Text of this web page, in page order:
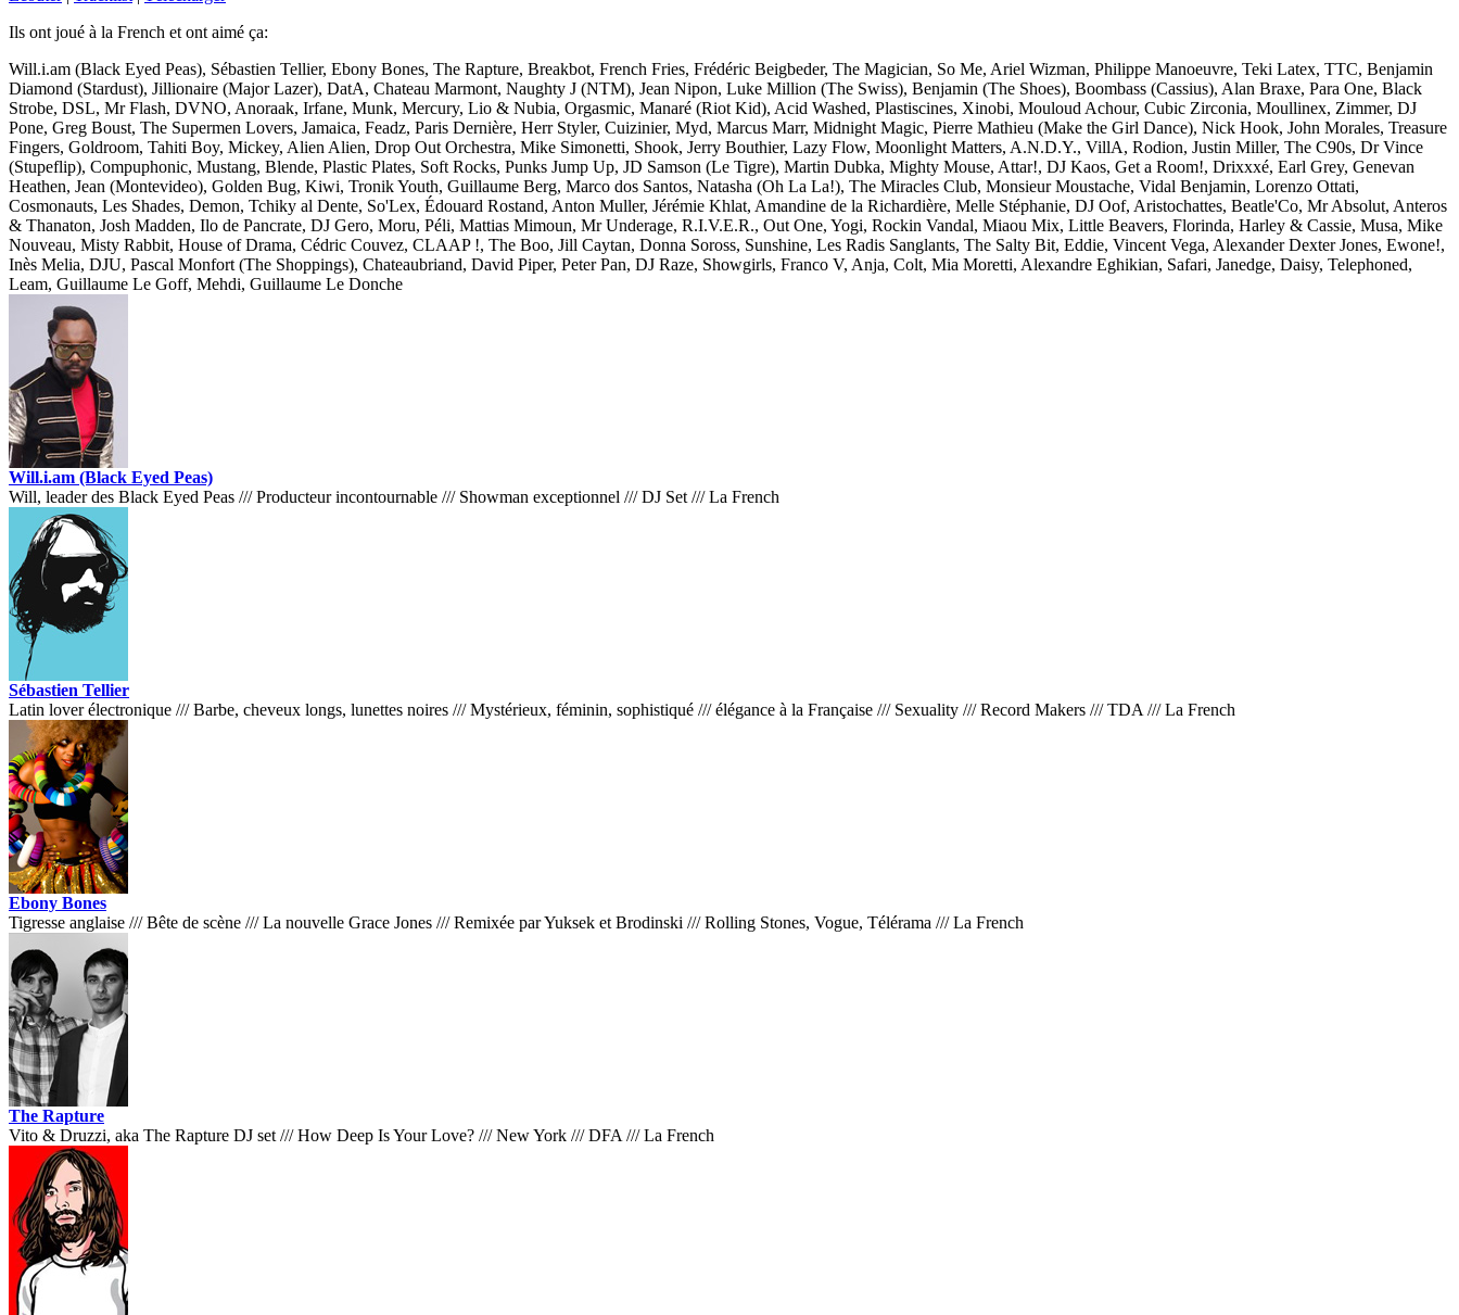
Ils ont joué à la French et ont aimé ça:
Will.i.am (Black Eyed Peas), Sébastien Tellier, Ebony Bones, The Rapture, Breakbot, French Fries, Frédéric Beigbeder, The Magician, So Me, Ariel Wizman, Philippe Manoeuvre, Teki Latex, TTC, Benjamin
Diamond (Stardust), Jillionaire (Major Lazer), DatA, Chateau Marmont, Naughty J (NTM), Jean Nipon, Luke Million (The Swiss), Benjamin (The Shoes), Boombass (Cassius), Alan Braxe, Para One, Black
Strobe, DSL, Mr Flash, DVNO, Anoraak, Irfane, Munk, Mercury, Lio & Nubia, Orgasmic, Manaré (Riot Kid), Acid Washed, Plastiscines, Xinobi, Mouloud Achour, Cubic Zirconia, Moullinex, Zimmer, DJ
Pone, Greg Boust, The Supermen Lovers, Jamaica, Feadz, Paris Dernière, Herr Styler, Cuizinier, Myd, Marcus Marr, Midnight Magic, Pierre Mathieu (Make the Girl Dance), Nick Hook, John Morales, Treasure
Fingers, Goldroom, Tahiti Boy, Mickey, Alien Alien, Drop Out Orchestra, Mike Simonetti, Shook, Jerry Bouthier, Lazy Flow, Moonlight Matters, A.N.D.Y., VillA, Rodion, Justin Miller, The C90s, Dr Vince
(Stupeflip), Compuphonic, Mustang, Blende, Plastic Plates, Soft Rocks, Punks Jump Up, JD Samson (Le Tigre), Martin Dubka, Mighty Mouse, Attar!, DJ Kaos, Get a Room!, Drixxxé, Earl Grey, Genevan
Heathen, Jean (Montevideo), Golden Bug, Kiwi, Tronik Youth, Guillaume Berg, Marco dos Santos, Natasha (Oh La La!), The Miracles Club, Monsieur Moustache, Vidal Benjamin, Lorenzo Ottati,
Cosmonauts, Les Shades, Demon, Tchiky al Dente, So'Lex, Édouard Rostand, Anton Muller, Jérémie Khlat, Amandine de la Richardière, Melle Stéphanie, DJ Oof, Aristochattes, Beatle'Co, Mr Absolut, Anteros
& Thanaton, Josh Madden, Ilo de Pancrate, DJ Gero, Moru, Péli, Mattias Mimoun, Mr Underage, R.I.V.E.R., Out One, Yogi, Rockin Vandal, Miaou Mix, Little Beavers, Florinda, Harley & Cassie, Musa, Mike
Nouveau, Misty Rabbit, House of Drama, Cédric Couvez, CLAAP !, The Boo, Jill Caytan, Donna Soross, Sunshine, Les Radis Sanglants, The Salty Bit, Eddie, Vincent Vega, Alexander Dexter Jones, Ewone!,
Inès Melia, DJU, Pascal Monfort (The Shoppings), Chateaubriand, David Piper, Peter Pan, DJ Raze, Showgirls, Franco V, Anja, Colt, Mia Moretti, Alexandre Eghikian, Safari, Janedge, Daisy, Telephoned,
Leam, Guillaume Le Goff, Mehdi, Guillaume Le Donche
Will.i.am (Black Eyed Peas)
Will, leader des Black Eyed Peas ///Producteur incontournable ///Showman exceptionnel ///DJ Set ///La French
Sébastien Tellier
Latin lover électronique ///Barbe, cheveux longs, lunettes noires ///Mystérieux, féminin, sophistiqué ///élégance à la Française ///Sexuality ///Record Makers ///TDA ///La French
Ebony Bones
Tigresse anglaise ///Bête de scène ///La nouvelle Grace Jones ///Remixée par Yuksek et Brodinski ///Rolling Stones, Vogue, Télérama ///La French
The Rapture
Vito & Druzzi, aka The Rapture DJ set ///How Deep Is Your Love? ///New York ///DFA ///La French